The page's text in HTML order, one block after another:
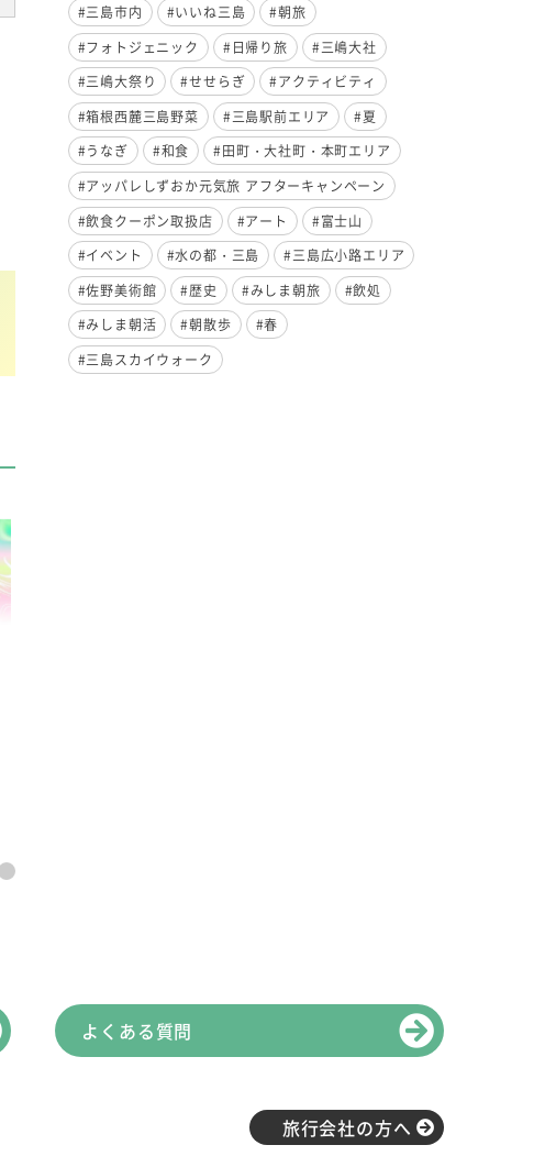
#三島市内 #いいね三島
#朝旅
#フォトジェニック
#日帰り旅
#三嶋大社
#三嶋大祭り
#せせらぎ
#アクティビティ
#箱根西麓三島野菜
#三島駅前エリア
#夏
#うなぎ
#和食
#田町・大社町・本町エリア
#アッパレしずおか元気旅 アフターキャンペーン
#飲食クーポン取扱店
#アート
#富士山
#イベント
#水の都・三島
#三島広小路エリア
#佐野美術館
#歴史 #みしま朝旅
#飲処
#みしま朝活
#朝散歩
#春
#三島スカイウォーク
よくある質問
旅行会社の方へ